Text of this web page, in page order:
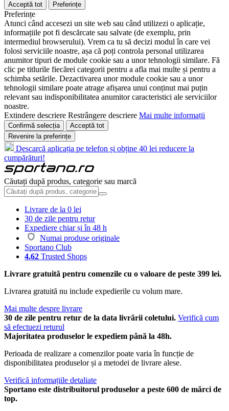
Acceptă tot Preferințe
Preferințe
Atunci când accesezi un site web sau când utilizezi o aplicație,
informațiile pot fi descărcate sau salvate (de exemplu, prin
intermediul browserului). Vrem ca tu să decizi modul în care vei
folosi serviciile noastre, așa că poți controla personal utilizarea
anumitor tipuri de module cookie sau a unor tehnologii similare. Fă
clic pe titlurile fiecărei categorii pentru a afla mai multe și pentru a
schimba setările. Dezactivarea unor module cookie sau a unor
tehnologii similare poate atrage afișarea unui conținut mai puțin
relevant sau indisponibilitatea anumitor caracteristici ale serviciilor
noastre.
Extindere descriere Restrângere descriere Mai multe informații
Confirmă selecția
Acceptă tot
Revenire la preferințe
Descarcă aplicația pe telefon și obține 40 lei reducere la
cumpărături!
Căutați după produs, categorie sau marcă
Livrare de la 0 lei
30 de zile pentru retur
Expediere chiar și în 48 h
Numai produse originale
Sportano Club
4.62 Trusted Shops
Livrare gratuită pentru comenzile cu o valoare de peste 399 lei.
Livrarea gratuită nu include expedierile cu volum mare.
Mai multe despre livrare
30 de zile pentru retur de la data livrării coletului. Verifică cum
să efectuezi returul
Majoritatea produselor le expediem până la 48h.
Perioada de realizare a comenzilor poate varia în funcție de
disponibilitatea produselor și a metodei de livrare alese.
Verifică informațiile detaliate
Sportano este distribuitorul produselor a peste 600 de mărci de
top.